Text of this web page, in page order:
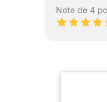
Note de 4